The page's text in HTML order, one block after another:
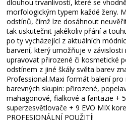
dlouhou trvanlivostí, které se
morfologickým typem každé ženy.
odstínů, čímž lze dosáhnout
tak uskutečnit jakékoliv přání a
po ty vycházející z aktuálních
barvení, který umožňuje v závislosti
upravovat přirozené či kosmetické
odstínem z jiné škály světa barev
Professional.Maxi formát balení pro
barevných skupin: přirozené,
mahagonové, fialkové a fantazie +
superzesvětlovače + 9 EVO MIX
PROFESIONÁLNÍ POUŽITÍ!